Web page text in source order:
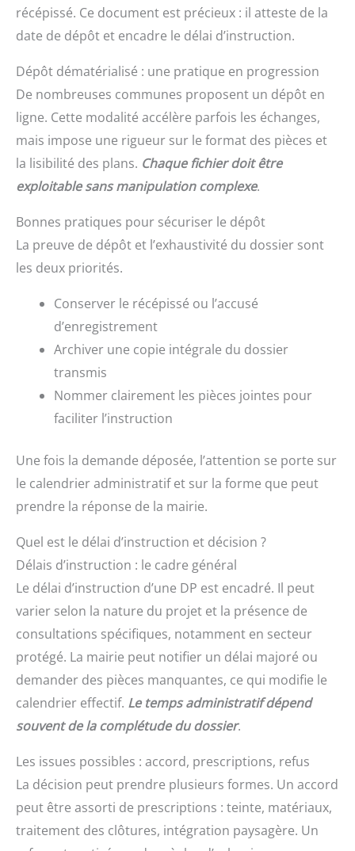
récépissé. Ce document est précieux : il atteste de la
date de dépôt et encadre le délai d’instruction.
Dépôt dématérialisé : une pratique en progression
De nombreuses communes proposent un dépôt en
ligne. Cette modalité accélère parfois les échanges,
mais impose une rigueur sur le format des pièces et
la lisibilité des plans. Chaque fichier doit être
exploitable sans manipulation complexe.
Bonnes pratiques pour sécuriser le dépôt
La preuve de dépôt et l’exhaustivité du dossier sont
les deux priorités.
Conserver le récépissé ou l’accusé
d’enregistrement
Archiver une copie intégrale du dossier
transmis
Nommer clairement les pièces jointes pour
faciliter l’instruction
Une fois la demande déposée, l’attention se porte sur
le calendrier administratif et sur la forme que peut
prendre la réponse de la mairie.
Quel est le délai d’instruction et décision ?
Délais d’instruction : le cadre général
Le délai d’instruction d’une DP est encadré. Il peut
varier selon la nature du projet et la présence de
consultations spécifiques, notamment en secteur
protégé. La mairie peut notifier un délai majoré ou
demander des pièces manquantes, ce qui modifie le
calendrier effectif. Le temps administratif dépend
souvent de la complétude du dossier.
Les issues possibles : accord, prescriptions, refus
La décision peut prendre plusieurs formes. Un accord
peut être assorti de prescriptions : teinte, matériaux,
traitement des clôtures, intégration paysagère. Un